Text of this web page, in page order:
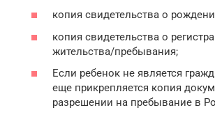
копия свидетельства о
копия свидетельства о
жительства/пребывания;
Если ребенок не является
еще прикрепляется копия
разрешении на пребывание в